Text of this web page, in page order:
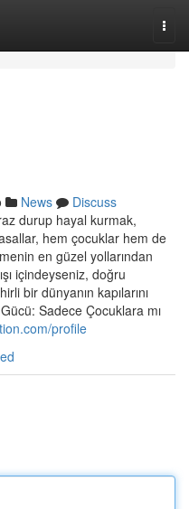
News
Discuss
durup hayal kurmak,
hem çocuklar hem de
en güzel yollarından
içindeyseniz, doğru
bir dünyanın kapılarını
Sadece Çocuklara mı
profile